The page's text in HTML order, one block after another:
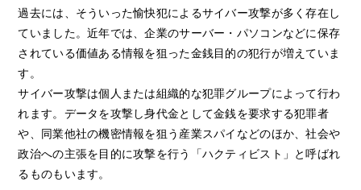
過去には、そういった愉快犯によるサイバー攻撃が多く存在し
ていました。近年では、企業のサーバー・パソコンなどに保存
されている価値ある情報を狙った金銭目的の犯行が増えていま
す。
サイバー攻撃は個人または組織的な犯罪グループによって行わ
れます。データを攻撃し身代金として金銭を要求する犯罪者
や、同業他社の機密情報を狙う産業スパイなどのほか、社会や
政治への主張を目的に攻撃を行う「ハクティビスト」と呼ばれ
るものもいます。